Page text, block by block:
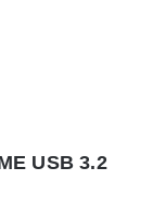
USB 3.2